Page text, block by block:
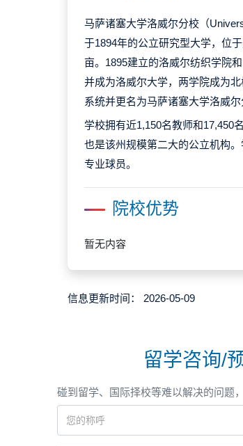
马萨诸塞大学洛威尔分校（
于1894年的公立研究型大学，位
亩。1895建立的洛威尔纺织学院
并成为洛威尔大学，两学院成为
系统并更名为马萨诸塞大学洛威尔
学校拥有近1,150名教师和17,450
也是该州规模第二大的公立机构
专业球员。
院校优势
暂无内容
信息更新时间： 2026-05-09
留学咨询/
碰到留学、国际择校等难以解决的问题